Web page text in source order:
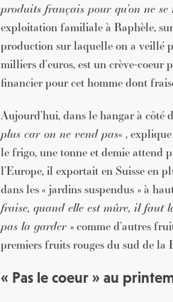
produits français pour qu’on ne
exploitation familiale à Raphèle,
production sur laquelle on a veillé
milliers d’euros, est un crève-
financier pour cet homme dont
Aujourd’hui, dans le hangar à côté
plus car on ne vend pas« ,
le frigo, une tonne et demie attend
l’Europe, il exportait en Suisse en
dans les « jardins suspendus » à
fraise, quand elle est mûre, il faut
pas la garder » comme d’autres
premiers fruits rouges du sud de la
« Pas le coeur » au